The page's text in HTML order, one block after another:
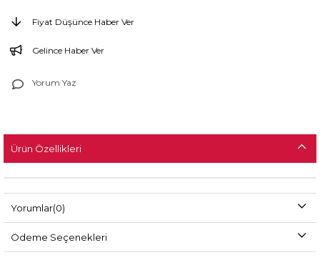
Fiyat Düşünce Haber Ver
Gelince Haber Ver
Yorum Yaz
Ürün Özellikleri
Yorumlar(0)
Ödeme Seçenekleri